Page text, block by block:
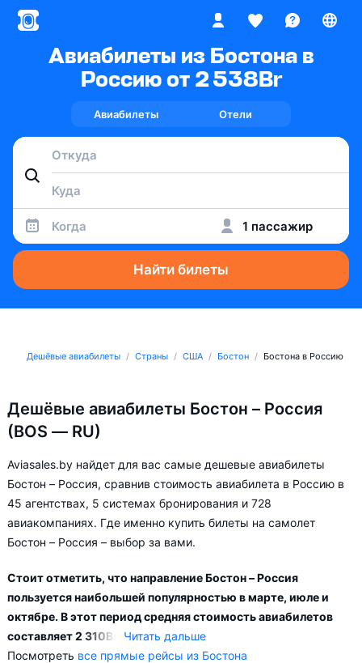
Авиабилеты из Бостона в
Россию от 2 538Br
Авиабилеты Отели
Когда 1 пассажир
Найти билеты
Дешёвые авиабилеты Страны США Бостон Бостона в Россию
Дешёвые авиабилеты Бостон – Россия
(BOS — RU)
Aviasales.by найдет для вас самые дешевые авиабилеты
Бостон – Россия, сравнив стоимость авиабилета в Россию в
45 агентствах, 5 системах бронирования и 728
авиакомпаниях. Где именно купить билеты на самолет
Бостон – Россия – выбор за вами.
Стоит отметить, что направление Бостон – Россия
пользуется наибольшей популярностью в марте, июле и
октябре. В этот период средняя стоимость авиабилетов
составляет 2 310Br Читать дальше
Посмотреть все прямые рейсы из Бостона